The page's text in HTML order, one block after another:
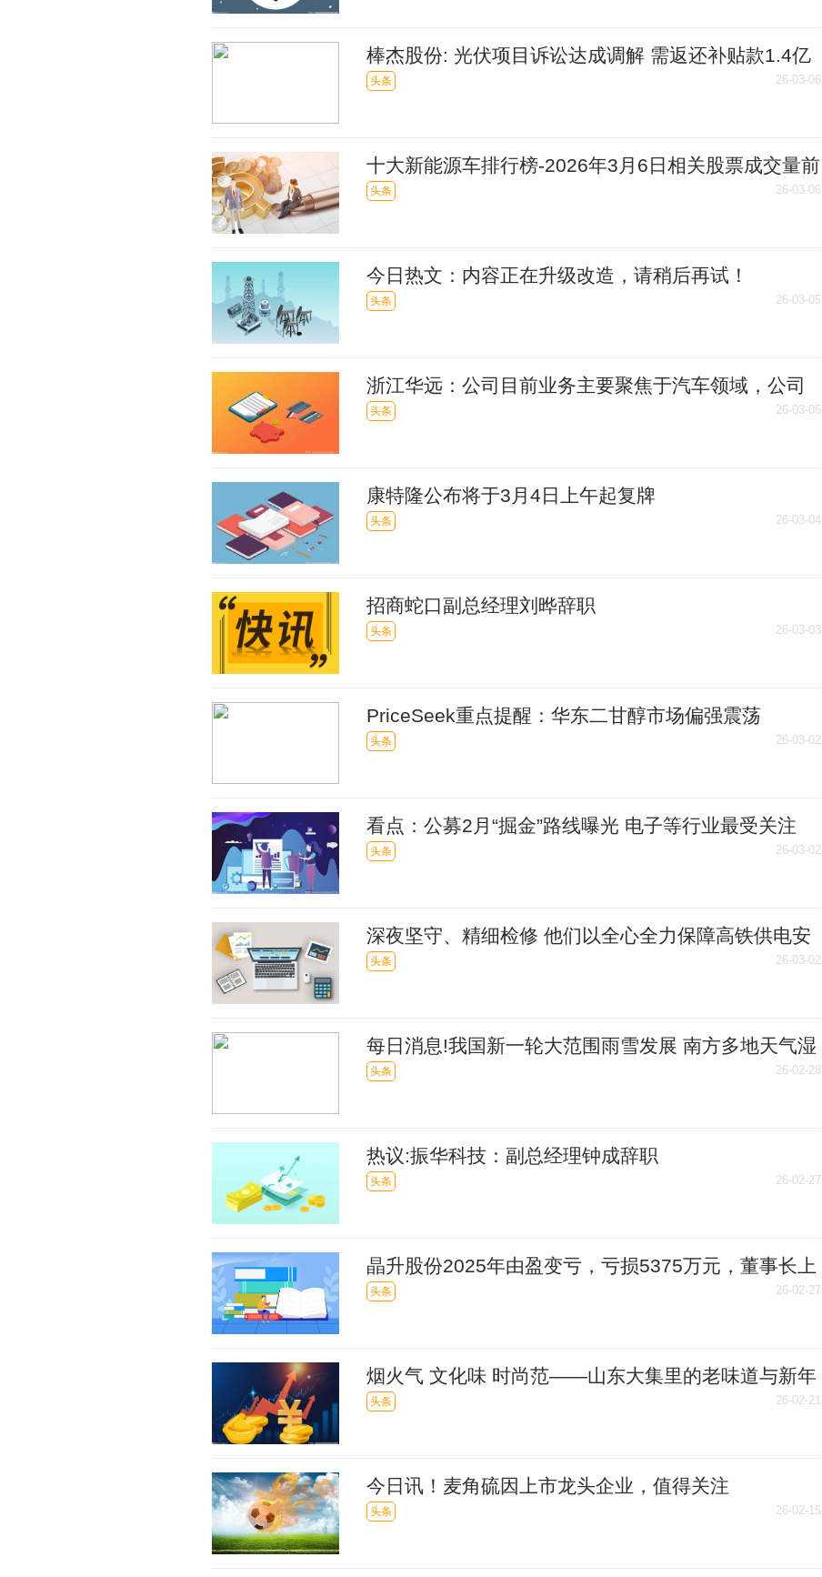
棒杰股份: 光伏项目诉讼达成调解 需返还补贴款1.4亿
元 速看料
头条 26-03-06
十大新能源车排行榜-2026年3月6日相关股票成交量前
十名
头条 26-03-06
今日热文：内容正在升级改造，请稍后再试！
头条 26-03-05
浙江华远：公司目前业务主要聚焦于汽车领域，公司
相关产品没有在人形机器人领域应用-今日关注
头条 26-03-05
康特隆公布将于3月4日上午起复牌
头条 26-03-04
招商蛇口副总经理刘晔辞职
头条 26-03-03
PriceSeek重点提醒：华东二甘醇市场偏强震荡
头条 26-03-02
看点：公募2月“掘金”路线曝光 电子等行业最受关注
头条 26-03-02
深夜坚守、精细检修 他们以全心全力保障高铁供电安
全_每日热闻
头条 26-03-02
每日消息!我国新一轮大范围雨雪发展 南方多地天气湿
冷
头条 26-02-28
热议:振华科技：副总经理钟成辞职
头条 26-02-27
晶升股份2025年由盈变亏，亏损5375万元，董事长上
年薪酬181万元，员工人均薪酬31万元 资讯
头条 26-02-27
烟火气 文化味 时尚范——山东大集里的老味道与新年
俗_播资讯
头条 26-02-21
今日讯！麦角硫因上市龙头企业，值得关注
（2026/2/13）
头条 26-02-15